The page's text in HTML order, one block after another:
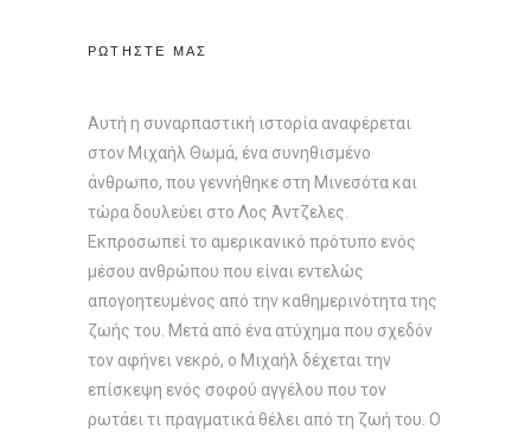
ΡΩΤΗΣΤΕ ΜΑΣ
Αυτή η συναρπαστική ιστορία αναφέρεται
στον Μιχαήλ Θωμά, ένα συνηθισμένο
άνθρωπο, που γεννήθηκε στη Μινεσότα και
τώρα δουλεύει στο Λος Άντζελες.
Εκπροσωπεί το αμερικανικό πρότυπο ενός
μέσου ανθρώπου που είναι εντελώς
απογοητευμένος από την καθημερινότητα της
ζωής του. Μετά από ένα ατύχημα που σχεδόν
τον αφήνει νεκρό, ο Μιχαήλ δέχεται την
επίσκεψη ενός σοφού αγγέλου που τον
ρωτάει τι πραγματικά θέλει από τη ζωή του. Ο